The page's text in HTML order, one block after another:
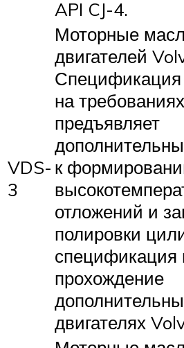
API CJ-4.
VDS-
3
Моторные
двигателей
Спецификация
на
предъявляет
к
отложений и
полировки
спецификация
прохождение
двигателях